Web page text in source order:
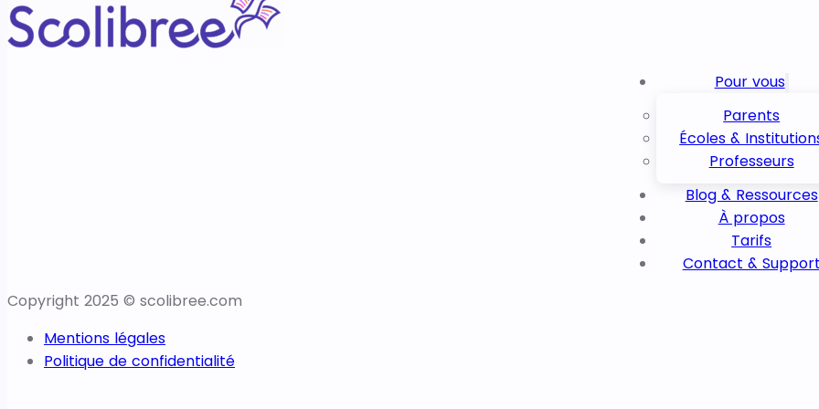
Pour vous
Parents
Écoles &
Professeurs
Blog & Ressources
À propos
Tarifs
Contact &
Copyright 2025 © scolibree.com
Mentions légales
Politique de confidentialité